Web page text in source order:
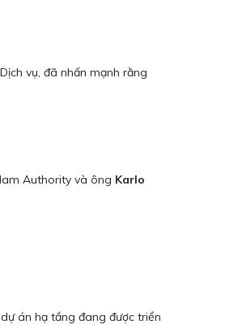
vụ, đã nhấn mạnh rằng
Authority và ông Karlo
án hạ tầng đang được triển